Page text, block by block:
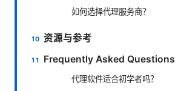
如何选择代理服务商？
资源与参考
Frequently Asked Questions
代理软件适合初学者吗？